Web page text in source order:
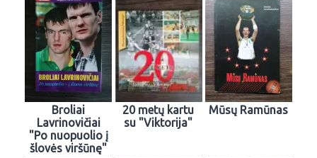
Broliai
Lavrinovičiai
"Po nuopuolio į
šlovės viršūnę"
20 metų kartu
su "Viktorija"
Mūsų Ramūnas